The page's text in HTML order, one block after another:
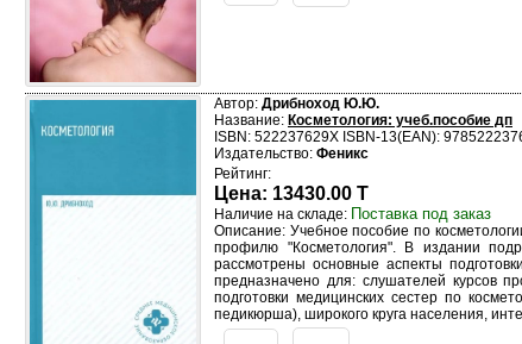
Автор: Дрибноход Ю.Ю.
Название: Косметология: учеб.пособие дп
ISBN: 522237629X ISBN-13(EAN):
Издательство: Феникс
Рейтинг:
Цена: 13430.00 T
Наличие на складе: Поставка под заказ
Описание: Учебное пособие по
профилю "Косметология". В издании
рассмотрены основные аспекты
предназначено для: слушателей курсов
подготовки медицинских сестер по
педикюрша), широкого круга населения,